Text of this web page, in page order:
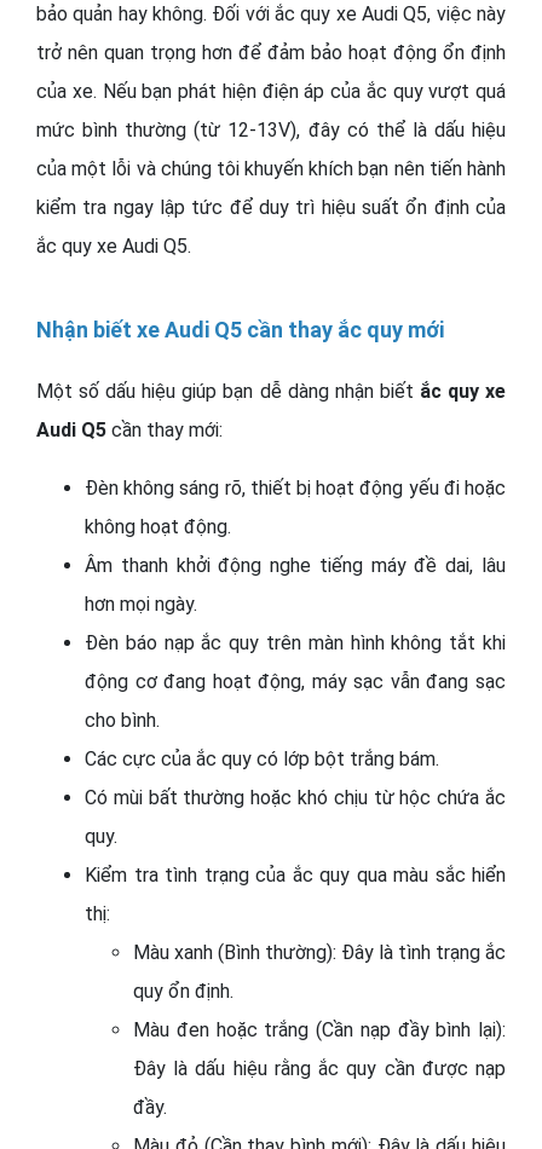
bảo quản hay không. Đối với ắc quy xe Audi Q5, việc này
trở nên quan trọng hơn để đảm bảo hoạt động ổn định
của xe. Nếu bạn phát hiện điện áp của ắc quy vượt quá
mức bình thường (từ 12-13V), đây có thể là dấu hiệu
của một lỗi và chúng tôi khuyến khích bạn nên tiến hành
kiểm tra ngay lập tức để duy trì hiệu suất ổn định của
ắc quy xe Audi Q5.
Nhận biết xe Audi Q5 cần thay ắc quy mới
Một số dấu hiệu giúp bạn dễ dàng nhận biết ắc quy xe
Audi Q5 cần thay mới:
Đèn không sáng rõ, thiết bị hoạt động yếu đi hoặc
không hoạt động.
Âm thanh khởi động nghe tiếng máy đề dai, lâu
hơn mọi ngày.
Đèn báo nạp ắc quy trên màn hình không tắt khi
động cơ đang hoạt động, máy sạc vẫn đang sạc
cho bình.
Các cực của ắc quy có lớp bột trắng bám.
Có mùi bất thường hoặc khó chịu từ hộc chứa ắc
quy.
Kiểm tra tình trạng của ắc quy qua màu sắc hiển
thị:
Màu xanh (Bình thường): Đây là tình trạng ắc
quy ổn định.
Màu đen hoặc trắng (Cần nạp đầy bình lại):
Đây là dấu hiệu rằng ắc quy cần được nạp
đầy.